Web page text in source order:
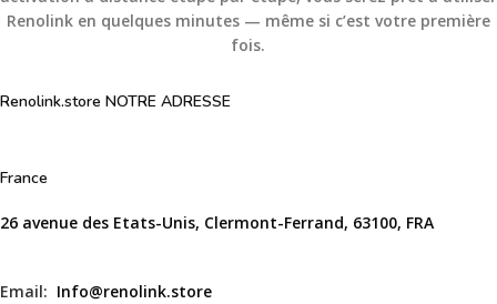
Renolink en quelques minutes — même si c’est votre première
fois.
Renolink.store NOTRE ADRESSE
France
26 avenue des Etats-Unis, Clermont-Ferrand, 63100, FRA
Email: Info@renolink.store